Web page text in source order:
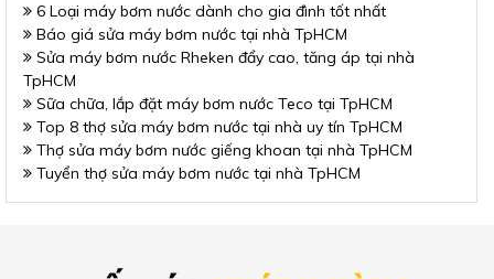
6 Loại máy bơm nước dành cho gia đình tốt nhất
Báo giá sửa máy bơm nước tại nhà TpHCM
Sửa máy bơm nước Rheken đẩy cao, tăng áp tại nhà
TpHCM
Sữa chữa, lắp đặt máy bơm nước Teco tại TpHCM
Top 8 thợ sửa máy bơm nước tại nhà uy tín TpHCM
Thợ sửa máy bơm nước giếng khoan tại nhà TpHCM
Tuyển thợ sửa máy bơm nước tại nhà TpHCM